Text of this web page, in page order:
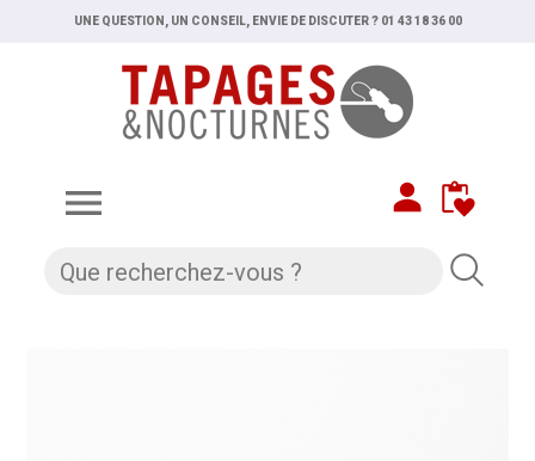
UNE QUESTION, UN CONSEIL, ENVIE DE DISCUTER ? 01 43 18 36 00
